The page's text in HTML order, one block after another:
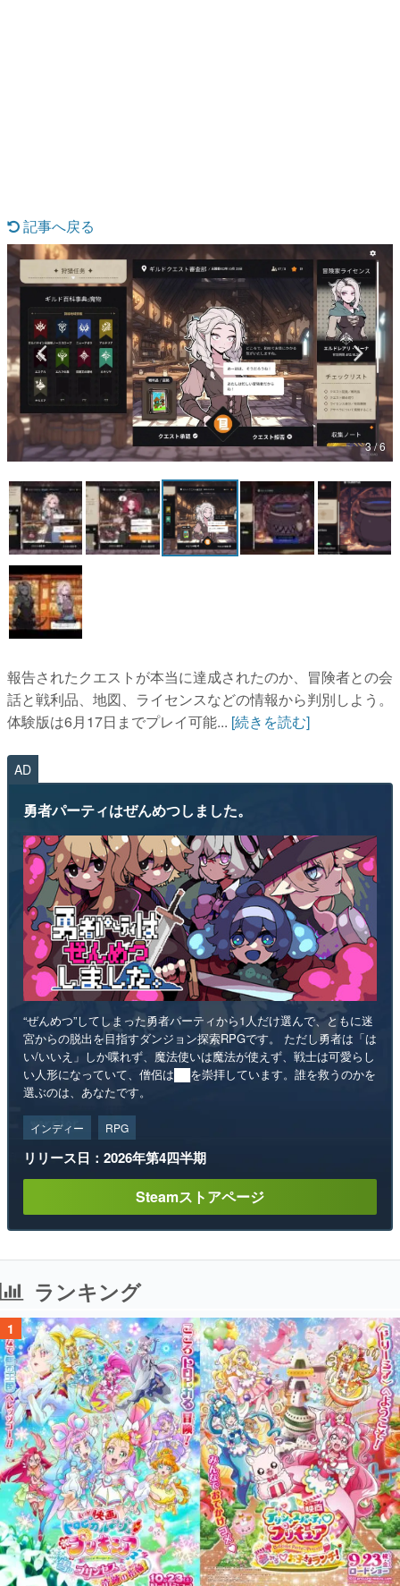
ゲームが変えた日本語
「経験値」「裏技」「ラスボス」… ゲームにまつわる言葉
の起源や用法の変遷を、コンピューター文化史研究家・タ
イニーP氏が徹底調査。
カテゴリ
特集記事
マンガ
女性向け
アプリレビュー
その他
電ファミニコゲーマーとは？
運営：株式会社マレ
記事へ戻る
3 / 6
報告されたクエストが本当に達成されたのか、冒険者との会
話と戦利品、地図、ライセンスなどの情報から判別しよう。
体験版は6月17日までプレイ可能... [続きを読む]
AD
勇者パーティはぜんめつしました。
“ぜんめつ”してしまった勇者パーティから1人だけ選んで、ともに迷
宮からの脱出を目指すダンジョン探索RPGです。 ただし勇者は「は
い/いいえ」しか喋れず、魔法使いは魔法が使えず、戦士は可愛らし
い人形になっていて、僧侶は██を崇拝しています。誰を救うのかを
選ぶのは、あなたです。
インディー RPG
リリース日：2026年第4四半期
Steamストアページ
ランキング
1